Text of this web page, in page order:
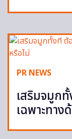
PR NEWS
เสริมจมูก
เฉพาะทา